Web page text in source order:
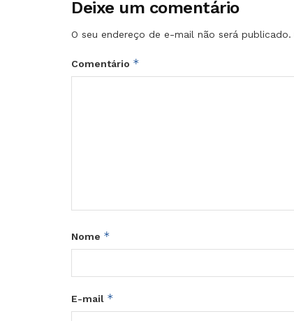
Deixe um comentário
O seu endereço de e-mail não será publicado.
Comentário *
Nome *
E-mail *